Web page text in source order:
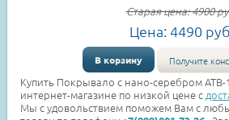
Старая цена:4900
Цена: 4490
В корзину Получите
Купить Покрывало с нано-серебром
интернет-магазине по низкой цене с
Мы с удовольствием поможем Вам с